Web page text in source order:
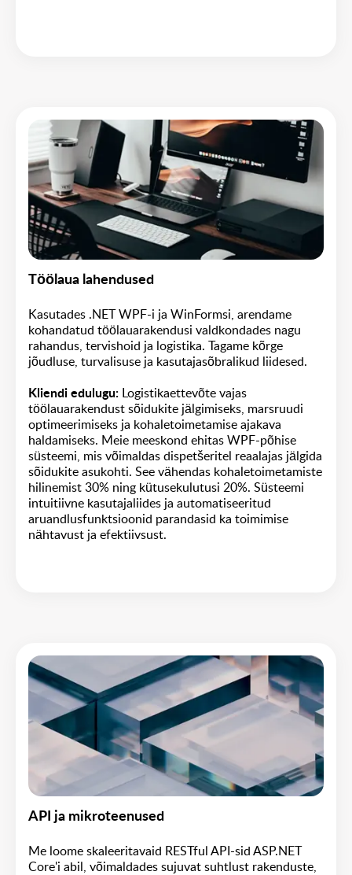
Töölaua lahendused
Kasutades .NET WPF-i ja WinFormsi, arendame
kohandatud töölauarakendusi valdkondades nagu
rahandus, tervishoid ja logistika. Tagame kõrge
jõudluse, turvalisuse ja kasutajasõbralikud liidesed.
Kliendi edulugu: Logistikaettevõte vajas
töölauarakendust sõidukite jälgimiseks, marsruudi
optimeerimiseks ja kohaletoimetamise ajakava
haldamiseks. Meie meeskond ehitas WPF-põhise
süsteemi, mis võimaldas dispetšeritel reaalajas jälgida
sõidukite asukohti. See vähendas kohaletoimetamiste
hilinemist 30% ning kütusekulutusi 20%. Süsteemi
intuitiivne kasutajaliides ja automatiseeritud
aruandlusfunktsioonid parandasid ka toimimise
nähtavust ja efektiivsust.
API ja mikroteenused
Me loome skaleeritavaid RESTful API-sid ASP.NET
Core'i abil, võimaldades sujuvat suhtlust rakenduste,